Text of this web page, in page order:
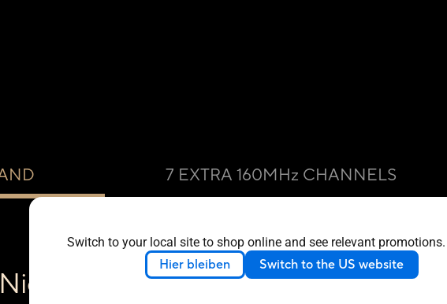
Switch to your local site to shop online and see relevant promotions.
Hier bleiben Switch to the US website
Niedrige Latenzzeit & Weniger